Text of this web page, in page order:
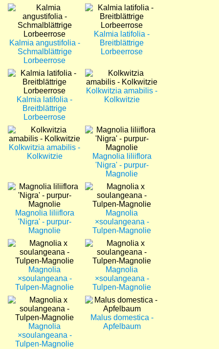
Bild
Kalmia angustifolia -
Schmalblättrige
Lorbeerrose
Bild
Kalmia latifolia -
Breitblättrige
Lorbeerrose
Bild
Kalmia latifolia -
Breitblättrige
Lorbeerrose
Bild
Kolkwitzia amabilis -
Kolkwitzie
Bild
Kolkwitzia amabilis -
Kolkwitzie
Bild
Magnolia liliiflora
'Nigra' - purpur-
Magnolie
Bild
Magnolia liliiflora
'Nigra' - purpur-
Magnolie
Bild
Magnolia
×soulangeana -
Tulpen-Magnolie
Bild
Magnolia
×soulangeana -
Tulpen-Magnolie
Bild
Magnolia
×soulangeana -
Tulpen-Magnolie
Bild
Magnolia
×soulangeana -
Tulpen-Magnolie
Bild
Malus domestica -
Apfelbaum